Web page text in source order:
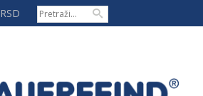
RSD